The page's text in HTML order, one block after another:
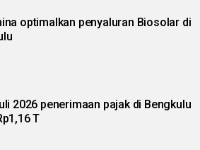
optimalkan penyaluran Biosolar di
2026 penerimaan pajak di Bengkulu
T